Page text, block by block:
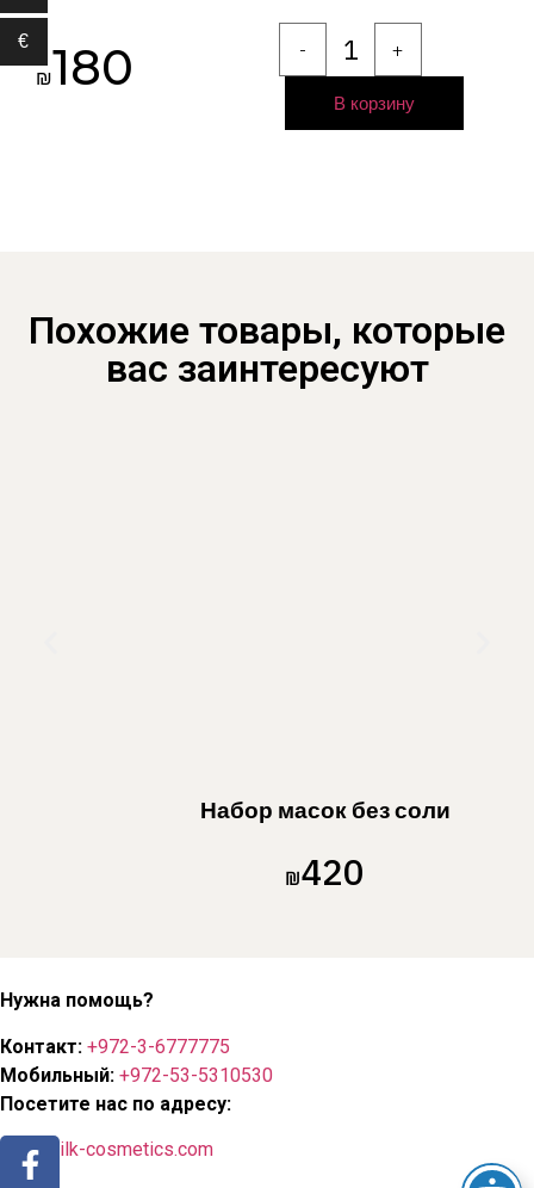
₪180 - +
В корзину
Похожие товары, которые
вас заинтересуют ​
Набор масок без соли
₪420
Нужна помощь?
Контакт: +972-3-6777775
Мобильный: +972-53-5310530
Посетите нас по адресу:
info@silk-cosmetics.com
€